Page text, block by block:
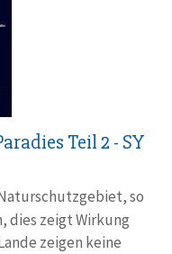
Teil 2 - SY
so
dies zeigt Wirkung
zeigen keine